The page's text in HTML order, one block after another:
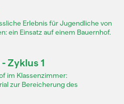
Erlebnis für Jugendliche von
ein Einsatz auf einem Bauernhof.
Zyklus 1
im Klassenzimmer:
zur Bereicherung des